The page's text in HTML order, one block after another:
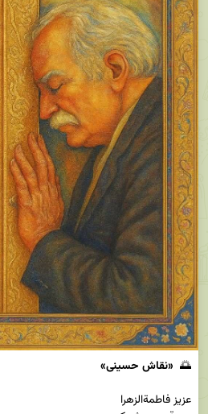
🌅 «نقاش حسینی»